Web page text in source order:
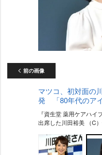
前の画像
マツコ、初対面の
発 「80年代のアイ
『資生堂 薬用ケアハ
出席した川田裕美 （C